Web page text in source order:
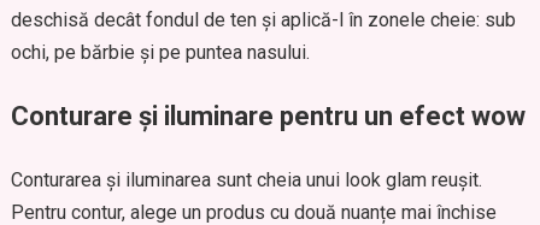
deschisă decât fondul de ten și aplică-l în zonele cheie: sub
ochi, pe bărbie și pe puntea nasului.
Conturare și iluminare pentru un efect wow
Conturarea și iluminarea sunt cheia unui look glam reușit.
Pentru contur, alege un produs cu două nuanțe mai închise